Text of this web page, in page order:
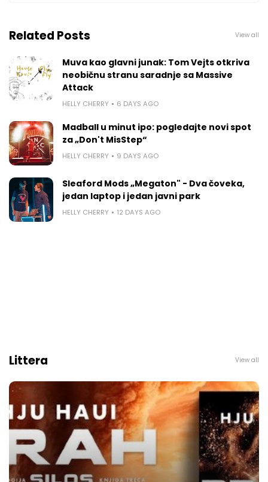
Related Posts View all
Muva kao glavni junak: Tom Vejts otkriva
neobičnu stranu saradnje sa Massive
Attack
HELLY CHERRY 6 DAYS AGO
Madball u minut ipo: pogledajte novi spot
za „Don't MisStep“
HELLY CHERRY 9 DAYS AGO
Sleaford Mods „Megaton" - Dva čoveka,
jedan laptop i jedan javni park
HELLY CHERRY 12 DAYS AGO
Littera View all